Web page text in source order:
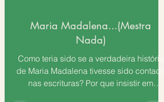
Maria Madalena...(Mestra
Nada)
Como teria sido se a verdadeira história
de Maria Madalena tivesse sido contada
nas escrituras? Por que insistir em